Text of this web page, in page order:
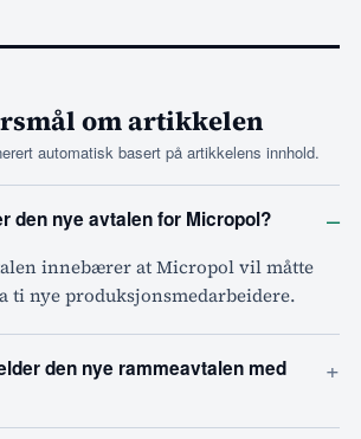
om artikkelen
automatisk basert på artikkelens innhold.
den nye avtalen for Micropol? –
innebærer at Micropol vil måtte
ti nye produksjonsmedarbeidere.
den nye rammeavtalen med
+